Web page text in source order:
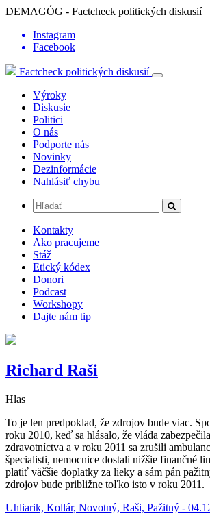
DEMAGÓG - Factcheck politických diskusií
Instagram
Facebook
Factcheck politických diskusií
Výroky
Diskusie
Politici
O nás
Podporte nás
Novinky
Dezinformácie
Nahlásiť chybu
Kontakty
Ako pracujeme
Stáž
Etický kódex
Donori
Podcast
Workshopy
Dajte nám tip
Richard Raši
Hlas
To je len predpoklad, že zdrojov bude viac.
roku 2010, keď sa hlásalo, že vláda
zdravotníctva a v roku 2011 sa zrušili
špecialisti, nemocnice dostali nižšie finančné
platiť väčšie doplatky za lieky a sám pán
zdrojov bude približne toľko isto v roku 2011.
Uhliarik, Kollár, Novotný, Raši, Pažitný -